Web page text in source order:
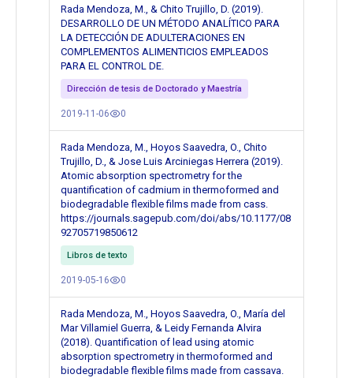
Rada Mendoza, M., & Chito Trujillo, D. (2019).
DESARROLLO DE UN MÉTODO ANALÍTICO PARA
LA DETECCIÓN DE ADULTERACIONES EN
COMPLEMENTOS ALIMENTICIOS EMPLEADOS
PARA EL CONTROL DE.
Dirección de tesis de Doctorado y Maestría
2019-11-06 0
Rada Mendoza, M., Hoyos Saavedra, O., Chito
Trujillo, D., & Jose Luis Arciniegas Herrera (2019).
Atomic absorption spectrometry for the
quantification of cadmium in thermoformed and
biodegradable flexible films made from cass.
https://journals.sagepub.com/doi/abs/10.1177/08
92705719850612
Libros de texto
2019-05-16 0
Rada Mendoza, M., Hoyos Saavedra, O., María del
Mar Villamiel Guerra, & Leidy Fernanda Alvira
(2018). Quantification of lead using atomic
absorption spectrometry in thermoformed and
biodegradable flexible films made from cassava.